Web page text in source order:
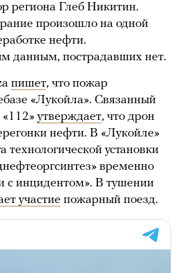
региона Глеб Никитин.
произошло на одной
нефти.
данным, пострадавших нет.
пишет, что пожар
«Лукойла». Связанный
утверждает, что дрон
нефти. В «Лукойле»
технологической установки
временно
с инцидентом». В тушении
участие пожарный поезд.